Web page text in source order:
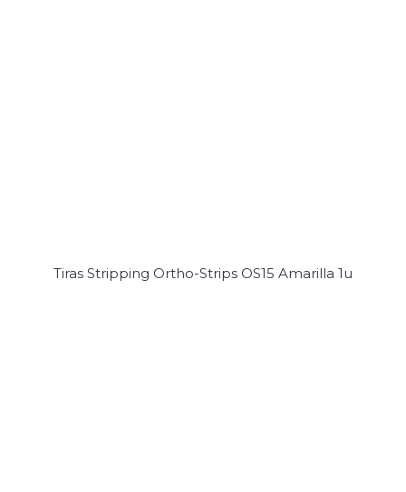
Tiras Stripping Ortho-Strips OS15 Amarilla 1u